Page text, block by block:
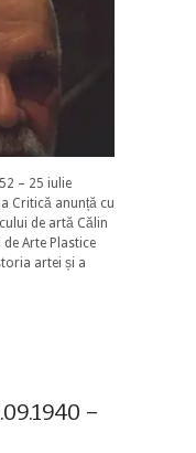
– 25 iulie
Critică anunță cu
de artă Călin
Arte Plastice
artei și a
–